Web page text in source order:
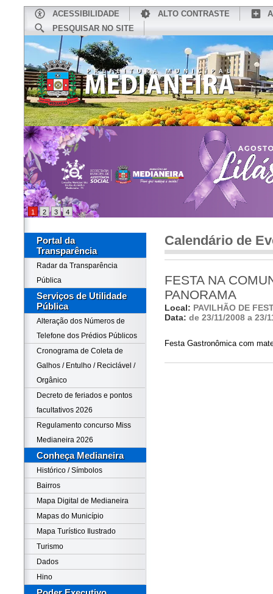
ACESSIBILIDADE ALTO CONTRASTE
PESQUISAR NO SITE
CONHEÇA MEDIANEIRA
1 2 3 4
Portal da
Transparência
Radar da Transparência
Pública
Serviços de Utilidade
Pública
Alteração dos Números de
Telefone dos Prédios Públicos
Cronograma de Coleta de
Galhos / Entulho / Reciclável /
Orgânico
Decreto de feriados e pontos
facultativos 2026
Regulamento concurso Miss
Medianeira 2026
Conheça Medianeira
Histórico / Símbolos
Bairros
Mapa Digital de Medianeira
Mapas do Município
Mapa Turístico Ilustrado
Turismo
Dados
Hino
Calendário de
FESTA NA
PANORAMA
Local: PAVILHÃO DE
Data: de 23/11/2008 a 23/
Festa Gastronômica com